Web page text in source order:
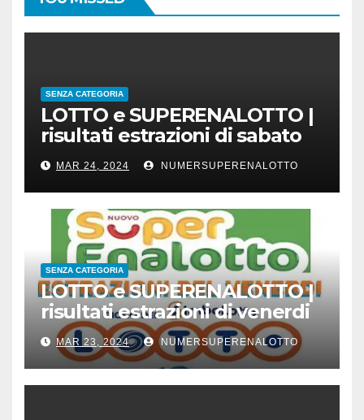
SENZA CATEGORIA
LOTTO e SUPERENALOTTO |
risultati estrazioni di sabato
23 marzo 2024
MAR 24, 2024 NUMERSUPERENALOTTO
SENZA CATEGORIA
LOTTO e SUPERENALOTTO |
risultati estrazioni di venerdi
22 marzo 2024
MAR 23, 2024 NUMERSUPERENALOTTO